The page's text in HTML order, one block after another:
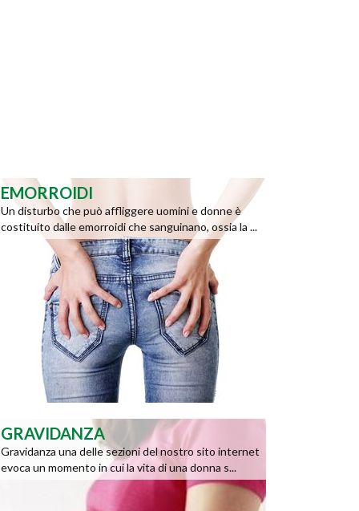
EMORROIDI
Un disturbo che può affliggere uomini e donne è
costituito dalle emorroidi che sanguinano, ossia la ...
GRAVIDANZA
Gravidanza una delle sezioni del nostro sito internet
evoca un momento in cui la vita di una donna s...